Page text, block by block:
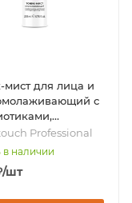
мист для лица и
с
и
200 мл,
Professional
в наличии
/шт